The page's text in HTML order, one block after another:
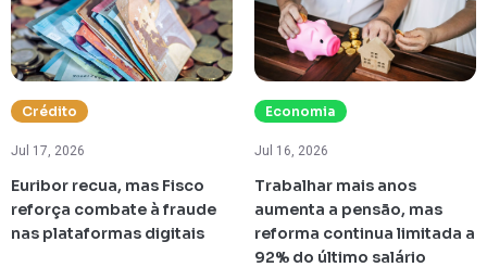
Crédito
Jul 17, 2026
Euribor recua, mas Fisco
reforça combate à fraude
nas plataformas digitais
Economia
Jul 16, 2026
Trabalhar mais anos
aumenta a pensão, mas
reforma continua limitada a
92% do último salário